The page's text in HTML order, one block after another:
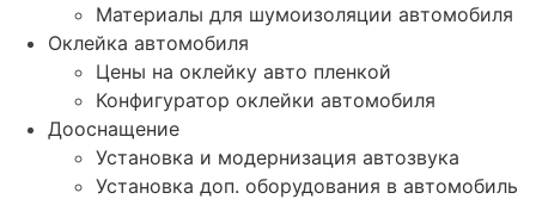
Материалы для шумоизоляции автомобиля
Оклейка автомобиля
Цены на оклейку авто пленкой
Конфигуратор оклейки автомобиля
Дооснащение
Установка и модернизация автозвука
Установка доп. оборудования в автомобиль